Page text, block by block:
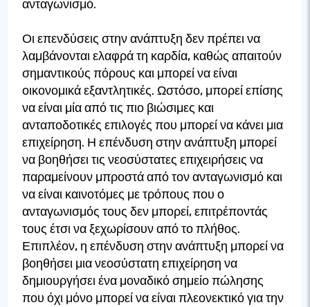
ανταγωνισμό.
Οι επενδύσεις στην ανάπτυξη δεν πρέπει να
λαμβάνονται ελαφρά τη καρδία, καθώς απαιτούν
σημαντικούς πόρους και μπορεί να είναι
οικονομικά εξαντλητικές. Ωστόσο, μπορεί επίσης
να είναι μία από τις πιο βιώσιμες και
ανταποδοτικές επιλογές που μπορεί να κάνει μια
επιχείρηση. Η επένδυση στην ανάπτυξη μπορεί
να βοηθήσει τις νεοσύστατες επιχειρήσεις να
παραμείνουν μπροστά από τον ανταγωνισμό και
να είναι καινοτόμες με τρόπους που ο
ανταγωνισμός τους δεν μπορεί, επιτρέποντάς
τους έτσι να ξεχωρίσουν από το πλήθος.
Επιπλέον, η επένδυση στην ανάπτυξη μπορεί να
βοηθήσει μια νεοσύστατη επιχείρηση να
δημιουργήσει ένα μοναδικό σημείο πώλησης
που όχι μόνο μπορεί να είναι πλεονεκτικό για την